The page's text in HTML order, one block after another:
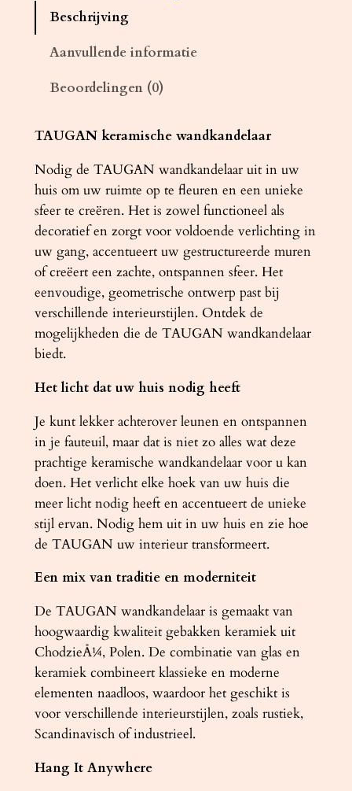
a
i
e
k
T
A
U
G
A
N
a
n
t
a
l
Beschrijving
Aanvullende informatie
Beoordelingen (0)
TAUGAN keramische wandkandelaar
Nodig de TAUGAN wandkandelaar uit in uw
huis om uw ruimte op te fleuren en een unieke
sfeer te creëren. Het is zowel functioneel als
decoratief en zorgt voor voldoende verlichting in
uw gang, accentueert uw gestructureerde muren
of creëert een zachte, ontspannen sfeer. Het
eenvoudige, geometrische ontwerp past bij
verschillende interieurstijlen. Ontdek de
mogelijkheden die de TAUGAN wandkandelaar
biedt.
Het licht dat uw huis nodig heeft
Je kunt lekker achterover leunen en ontspannen
in je fauteuil, maar dat is niet zo alles wat deze
prachtige keramische wandkandelaar voor u kan
doen. Het verlicht elke hoek van uw huis die
meer licht nodig heeft en accentueert de unieke
stijl ervan. Nodig hem uit in uw huis en zie hoe
de TAUGAN uw interieur transformeert.
Een mix van traditie en moderniteit
De TAUGAN wandkandelaar is gemaakt van
hoogwaardig kwaliteit gebakken keramiek uit
ChodzieÅ¼, Polen. De combinatie van glas en
keramiek combineert klassieke en moderne
elementen naadloos, waardoor het geschikt is
voor verschillende interieurstijlen, zoals rustiek,
Scandinavisch of industrieel.
Hang It Anywhere